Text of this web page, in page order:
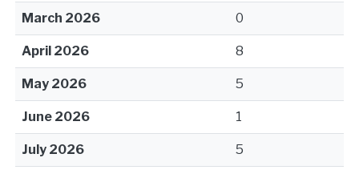
March 2026 0
April 2026 8
May 2026 5
June 2026 1
July 2026 5